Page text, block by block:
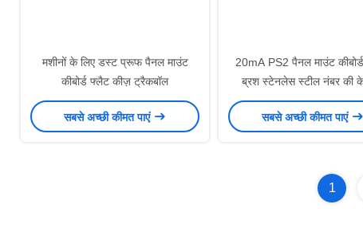
मशीनों के लिए डस्ट प्रूफ पैनल माउंट
कीबोर्ड फ्लैट कीज़ ट्रैकबॉल
सबसे अच्छी कीमत पाएं
20mA PS2 पैनल माउंट
ब्रश स्टेनलेस स्टील नंबर की
सबसे अच्छी कीमत पाएं
1